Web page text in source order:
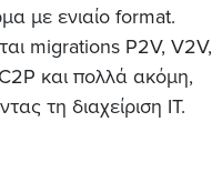
με ενιαίο format.
migrations P2V, V2V,
και πολλά ακόμη,
τη διαχείριση IT.